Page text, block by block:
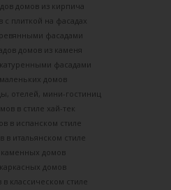
домов из кирпича
плиткой на фасадах
фасадами
домов из каменя
фасадами
домов
отелей, мини-гостиниц
в стиле хай-тек
в испанском стиле
в итальянском стиле
домов
домов
классическом стиле